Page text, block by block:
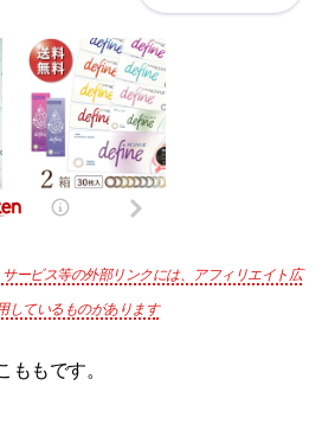
ービス等の外部リンクには、アフィリエイト広
しているものがあります
ももです。